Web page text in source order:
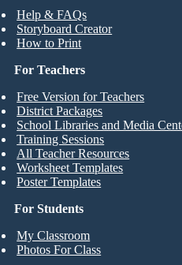
Help & FAQs
Storyboard Creator
How to Print
For Students
My Classroom
Photos For Class
For Teachers
Free Version for Teachers
District Packages
School Libraries and Media
Training Sessions
All Teacher Resources
Worksheet Templates
Poster Templates